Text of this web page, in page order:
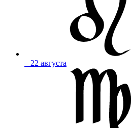
– 22 августа